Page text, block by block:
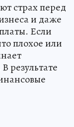
страх перед
и даже
Если
плохое или
результате